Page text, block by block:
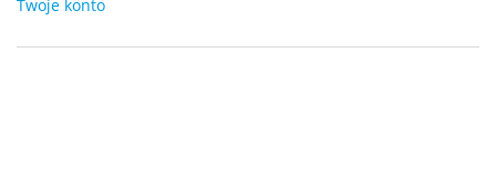
Twoje konto